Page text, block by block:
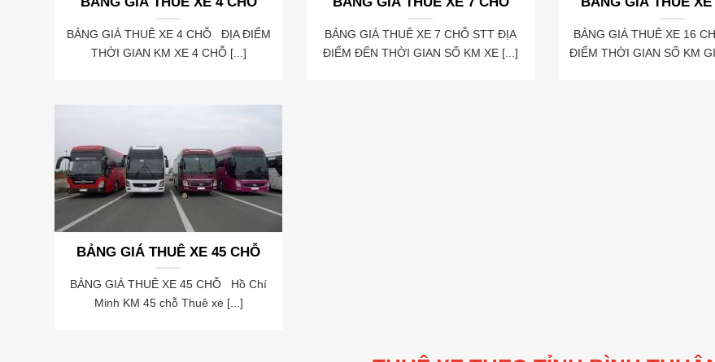
BẢNG GIÁ THUÊ XE 4 CHỖ ĐỊA ĐIỂM
THỜI GIAN KM XE 4 CHỖ [...]
BẢNG GIÁ THUÊ XE 7 CHỖ STT ĐỊA
ĐIỂM ĐẾN THỜI GIAN SỐ KM XE [...]
BẢNG GIÁ THUÊ XE 16
ĐIỂM THỜI GIAN SỐ KM
BẢNG GIÁ THUÊ XE 45 CHỖ
BẢNG GIÁ THUÊ XE 45 CHỖ Hồ Chí
Minh KM 45 chỗ Thuê xe [...]